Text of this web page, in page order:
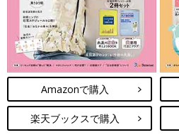
Amazonで購入
楽天ブックスで購入